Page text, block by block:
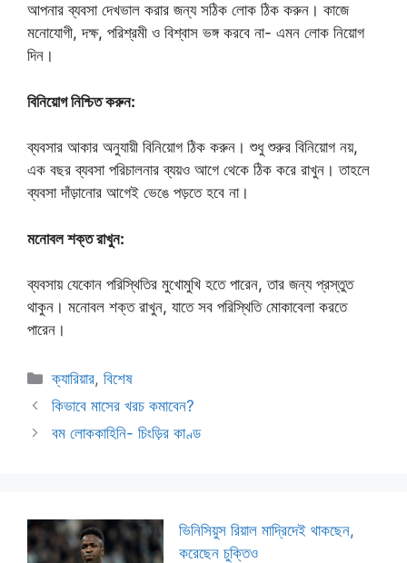
আপনার ব্যবসা দেখভাল করার জন্য সঠিক লোক ঠিক করুন। কাজে
মনোযোগী, দক্ষ, পরিশ্রমী ও বিশ্বাস ভঙ্গ করবে না- এমন লোক নিয়োগ
দিন।
বিনিয়োগ নিশ্চিত করুন:
ব্যবসার আকার অনুযায়ী বিনিয়োগ ঠিক করুন। শুধু শুরুর বিনিয়োগ নয়,
এক বছর ব্যবসা পরিচালনার ব্যয়ও আগে থেকে ঠিক করে রাখুন। তাহলে
ব্যবসা দাঁড়ানোর আগেই ভেঙে পড়তে হবে না।
মনোবল শক্ত রাখুন:
ব্যবসায় যেকোন পরিস্থিতির মুখোমুখি হতে পারেন, তার জন্য প্রস্তুত
থাকুন। মনোবল শক্ত রাখুন, যাতে সব পরিস্থিতি মোকাবেলা করতে
পারেন।
Categories
ক্যারিয়ার,বিশেষ
কিভাবে মাসের খরচ কমাবেন?
বম লোককাহিনি- চিংড়ির কাণ্ড
ভিনিসিয়ুস রিয়াল মাদ্রিদেই থাকছেন,
করেছেন চুক্তিও